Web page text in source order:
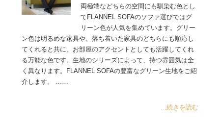
両極端などちらの空間にも馴染む色とし
てFLANNEL SOFAのソファ選びではグ
リーン色が人気を集めています。グリー
ン色は明るめな家具や、落ち着いた家具のどちらにも順応し
てくれると共に、お部屋のアクセントとしても活躍してくれ
る万能な色です。生地のシリーズによって、持つ雰囲気は全
く異なります。FLANNEL SOFAの豊富なグリーン生地をご紹
介します。 ……
...続きを読む